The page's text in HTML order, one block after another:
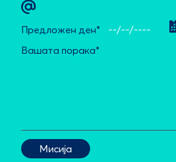
Предложен ден*
Вашата порака*